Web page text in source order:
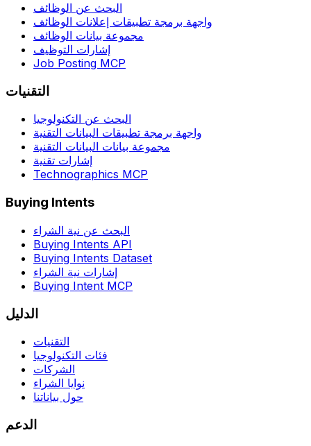
البحث عن الوظائف
واجهة برمجة تطبيقات إعلانات الوظائف
مجموعة بيانات الوظائف
إشارات التوظيف
Job Posting MCP
التقنيات
البحث عن التكنولوجيا
واجهة برمجة تطبيقات البيانات التقنية
مجموعة بيانات البيانات التقنية
إشارات تقنية
Technographics MCP
Buying Intents
البحث عن نية الشراء
Buying Intents API
Buying Intents Dataset
إشارات نية الشراء
Buying Intent MCP
الدليل
التقنيات
فئات التكنولوجيا
الشركات
نوايا الشراء
حول بياناتنا
الدعم